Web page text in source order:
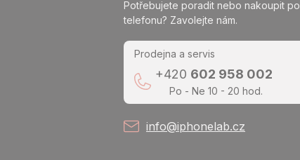
Potřebujete poradit nebo nakoupit po
telefonu? Zavolejte nám.
Prodejna a servis
+420 602 958 002
Po - Ne 10 - 20 hod.
info@iphonelab.cz